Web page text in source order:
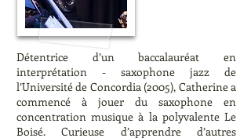
Détentrice d’un baccalauréat en
interprétation - saxophone jazz de
l’Université de Concordia (2005), Catherine a
commencé à jouer du saxophone en
concentration musique à la polyvalente Le
Boisé. Curieuse d’apprendre d’autres